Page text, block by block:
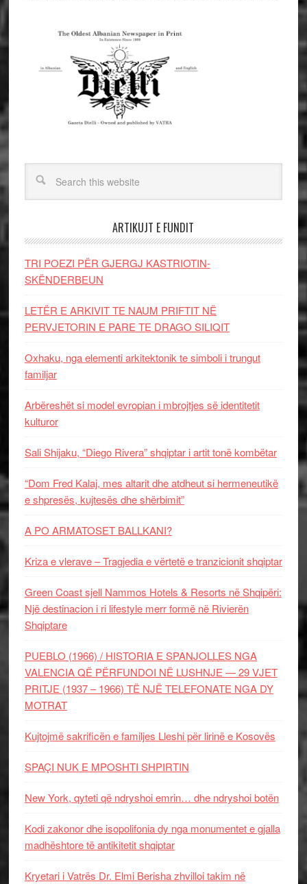
ARTIKUJT E FUNDIT
TRI POEZI PËR GJERGJ KASTRIOTIN-
SKËNDERBEUN
LETËR E ARKIVIT TE NAUM PRIFTIT NË
PERVJETORIN E PARE TE DRAGO SILIQIT
Oxhaku, nga elementi arkitektonik te simboli i trungut
familjar
Arbëreshët si model evropian i mbrojtjes së identitetit
kulturor
Sali Shijaku, “Diego Rivera” shqiptar i artit tonë kombëtar
“Dom Fred Kalaj, mes altarit dhe atdheut si hermeneutikë
e shpresës, kujtesës dhe shërbimit”
A PO ARMATOSET BALLKANI?
Kriza e vlerave – Tragjedia e vërtetë e tranzicionit shqiptar
Green Coast sjell Nammos Hotels & Resorts në Shqipëri:
Një destinacion i ri lifestyle merr formë në Rivierën
Shqiptare
PUEBLO (1966) / HISTORIA E SPANJOLLES NGA
VALENCIA QË PËRFUNDOI NË LUSHNJE — 29 VJET
PRITJE (1937 – 1966) TË NJË TELEFONATE NGA DY
MOTRAT
Kujtojmë sakrificën e familjes Lleshi për lirinë e Kosovës
SPAÇI NUK E MPOSHTI SHPIRTIN
New York, qyteti që ndryshoi emrin… dhe ndryshoi botën
Kodi zakonor dhe isopolifonia dy nga monumentet e gjalla
madhështore të antikitetit shqiptar
Kryetari i Vatrës Dr. Elmi Berisha zhvilloi takim në